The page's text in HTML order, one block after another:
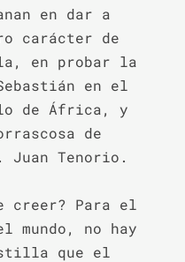
en dar a
carácter de
en probar la
en el
de África, y
de
Juan Tenorio.
creer? Para el
mundo, no hay
que el